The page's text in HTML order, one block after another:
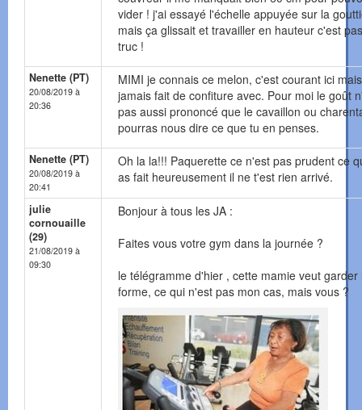
vider ! j'ai essayé l'échelle appuyée sur la
mais ça glissait et travailler en hauteur c'est
truc !
Nenette (PT)
20/08/2019 à
20:36
MIMI je connais ce melon, c'est courant ici mais
jamais fait de confiture avec. Pour moi le goût
pas aussi prononcé que le cavaillon ou
pourras nous dire ce que tu en penses.
Nenette (PT)
20/08/2019 à
20:41
Oh la la!!! Paquerette ce n'est pas prudent ce
as fait heureusement il ne t'est rien arrivé.
julie
cornouaille
(29)
21/08/2019 à
09:30
Bonjour à tous les JA :
Faites vous votre gym dans la journée ?
le télégramme d'hier , cette mamie veut garder
forme, ce qui n'est pas mon cas, mais vous ?